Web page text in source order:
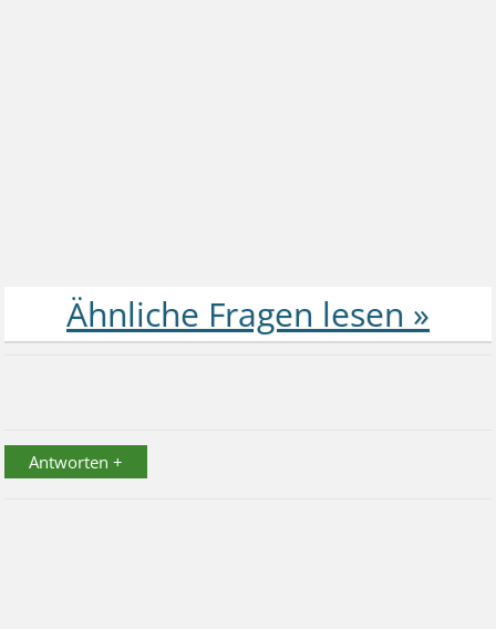
Antworten +